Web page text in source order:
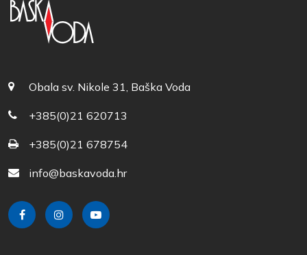
Obala sv. Nikole 31, Baška Voda
+385(0)21 620713
+385(0)21 678754
info@baskavoda.hr